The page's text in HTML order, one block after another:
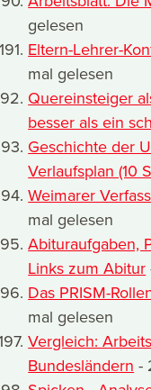
gelesen
Eltern-Lehrer-
mal gelesen
Quereinsteiger
besser als ein
Geschichte der
Verlaufsplan (10
Weimarer
mal gelesen
Abituraufgaben,
Links zum Abitur
Das PRISM-
mal gelesen
Vergleich:
Bundesländern -